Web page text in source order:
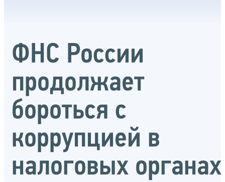
ФНС России
продолжает
бороться с
коррупцией в
налоговых органах